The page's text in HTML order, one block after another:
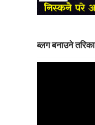
ब्लग बनाउने तरिका